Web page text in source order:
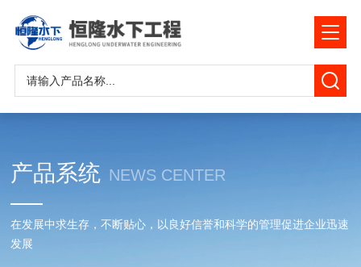
产品系统 NEWS CENTER
在发展中求生存，不断贴心，以良好信誉和科学的管理促进企业迅速
发展